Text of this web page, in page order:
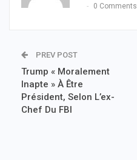
0 Comments
PREV POST
Trump « Moralement
Inapte » À Être
Président, Selon L’ex-
Chef Du FBI